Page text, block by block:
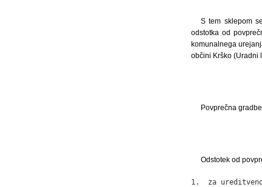
S tem sklepom
odstotka od
komunalnega
občini Krško (Uradni
Povprečna
Odstotek od
1.  za